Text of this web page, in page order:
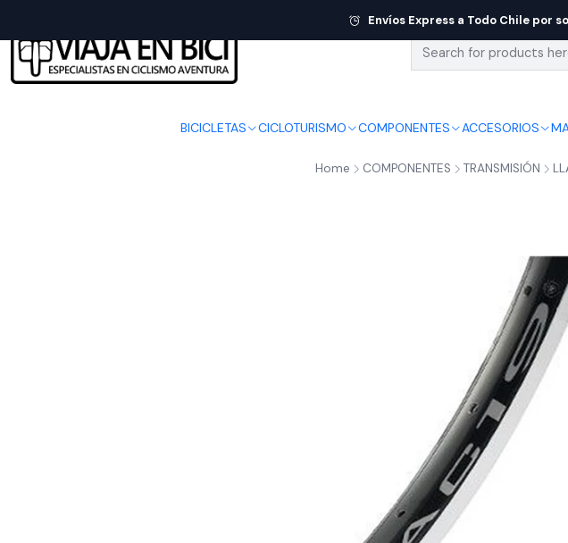
BICICLETAS CICLOTURISMO COMPONENTES ACCESORIOS
Envíos Express a Todo Chile por
Home COMPONENTES TRANSMISIÓN